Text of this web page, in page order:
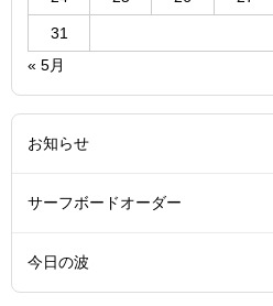
31
« 5月
お知らせ
サーフボードオーダー
今日の波